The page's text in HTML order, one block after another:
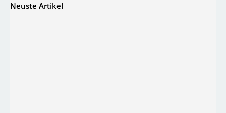
Neuste Artikel